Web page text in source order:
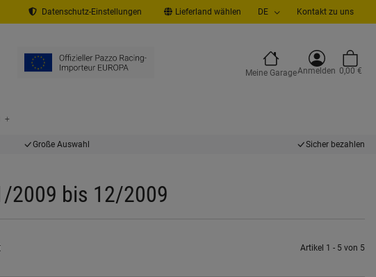
Datenschutz-Einstellungen Lieferland wählen DE Kontakt zu uns
Meine GarageAnmelden 0,00 €
Große Auswahl Sicher bezahlen
2009 bis 12/2009
Artikel 1 - 5 von 5